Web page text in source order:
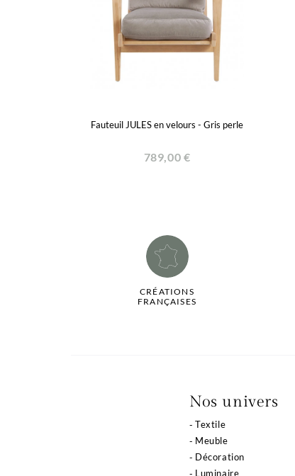
Fauteuil JULES en velours - Gris perle
789,00 €
CRÉATIONS
FRANÇAISES
Nos univers
Textile
Meuble
Décoration
Luminaire
Notre site utilise des cookies ou des technologies